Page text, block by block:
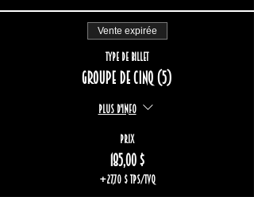
Vente expirée
Type de billet
Groupe de cinq (5)
Plus d'info
Prix
185,00 $
+27,70 $ TPS/TVQ